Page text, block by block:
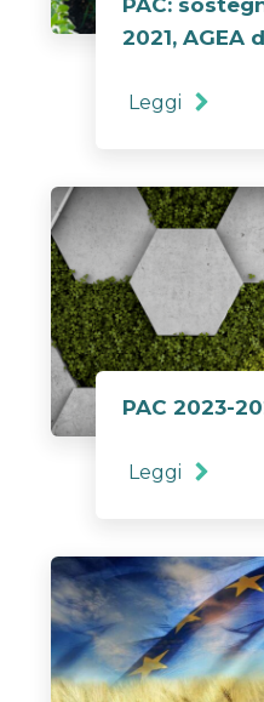
PAC:
2021,
Leggi
PAC 2023-
Leggi